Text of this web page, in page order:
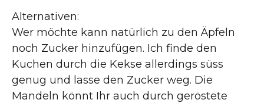
Alternativen:
Wer möchte kann natürlich zu den Äpfeln
noch Zucker hinzufügen. Ich finde den
Kuchen durch die Kekse allerdings süss
genug und lasse den Zucker weg. Die
Mandeln könnt Ihr auch durch geröstete